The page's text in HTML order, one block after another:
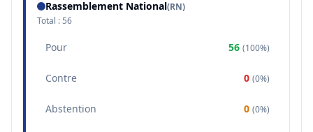
Rassemblement National(RN)
Total : 56
Pour 56 (100%)
Contre 0 (0%)
Abstention 0 (0%)